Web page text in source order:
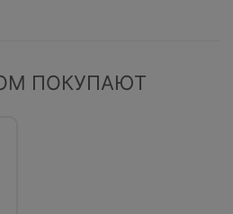
ПОКУПАЮТ